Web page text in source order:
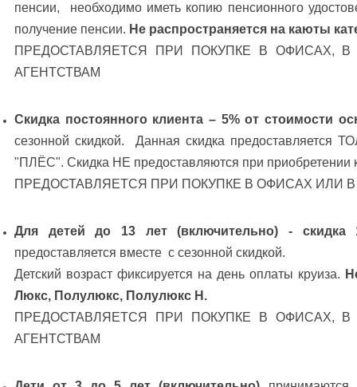
пенсии, необходимо иметь копию пенсионного
получение пенсии. Не распространяется на каюты
ПРЕДОСТАВЛЯЕТСЯ ПРИ ПОКУПКЕ В ОФИСАХ,
АГЕНТСТВАМ
Скидка постоянного клиента – 5% от стоимости
сезонной скидкой. Данная скидка предоставляется
"ПЛЁС". Скидка НЕ предоставляются при приобретении
ПРЕДОСТАВЛЯЕТСЯ ПРИ ПОКУПКЕ В ОФИСАХ ИЛИ
Для детей до 13 лет (включительно) - скидка
предоставляется вместе с сезонной скидкой.
Детский возраст фиксируется на день оплаты круиза.
Люкс, Полулюкс, Полулюкс Н.
ПРЕДОСТАВЛЯЕТСЯ ПРИ ПОКУПКЕ В ОФИСАХ,
АГЕНТСТВАМ